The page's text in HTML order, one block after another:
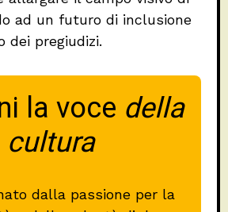
ad un futuro di inclusione
dei pregiudizi.
la voce della
cultura
dalla passione per la